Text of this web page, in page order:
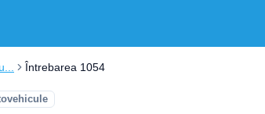
Întrebarea 1054